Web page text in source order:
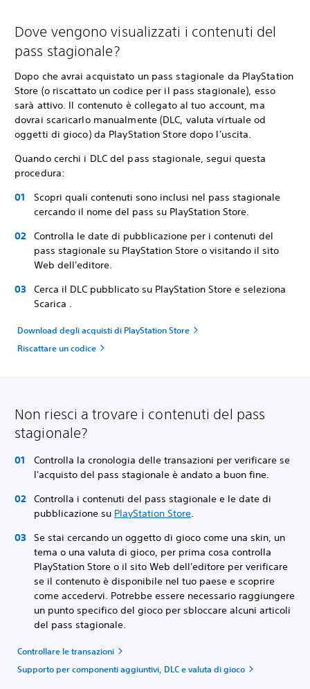
Dove vengono visualizzati i contenuti del
pass stagionale?
Dopo che avrai acquistato un pass stagionale da PlayStation
Store (o riscattato un codice per il pass stagionale), esso
sarà attivo. Il contenuto è collegato al tuo account, ma
dovrai scaricarlo manualmente (DLC, valuta virtuale od
oggetti di gioco) da PlayStation Store dopo l'uscita.
Quando cerchi i DLC del pass stagionale, segui questa
procedura:
Scopri quali contenuti sono inclusi nel pass stagionale
cercando il nome del pass su PlayStation Store.
Controlla le date di pubblicazione per i contenuti del
pass stagionale su PlayStation Store o visitando il sito
Web dell'editore.
Cerca il DLC pubblicato su PlayStation Store e seleziona
Scarica .
Download degli acquisti di PlayStation Store
Riscattare un codice
Non riesci a trovare i contenuti del pass
stagionale?
Controlla la cronologia delle transazioni per verificare se
l'acquisto del pass stagionale è andato a buon fine.
Controlla i contenuti del pass stagionale e le date di
pubblicazione su PlayStation Store.
Se stai cercando un oggetto di gioco come una skin, un
tema o una valuta di gioco, per prima cosa controlla
PlayStation Store o il sito Web dell'editore per verificare
se il contenuto è disponibile nel tuo paese e scoprire
come accedervi. Potrebbe essere necessario raggiungere
un punto specifico del gioco per sbloccare alcuni articoli
del pass stagionale.
Controllare le transazioni
Supporto per componenti aggiuntivi, DLC e valuta di gioco